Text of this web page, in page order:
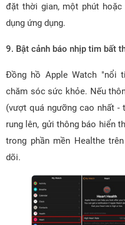
đặt thời gian, một phút
dụng ứng dụng.
9. Bật cảnh báo nhịp tim bất
Đồng hồ Apple Watch "nổi
chăm sóc sức khỏe. Nếu
(vượt quá ngưỡng cao nhất
rung lên, gửi thông báo hiển
trong phần mền Healthe
dõi.